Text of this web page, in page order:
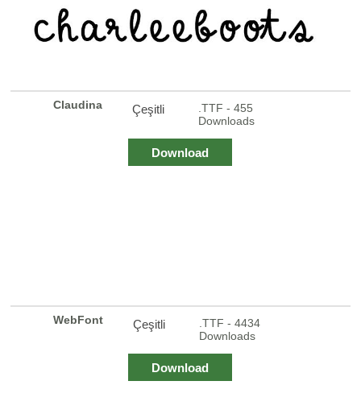
Claudina Çeşitli
.TTF - 455
Downloads
Download
WebFont Çeşitli
.TTF - 4434
Downloads
Download